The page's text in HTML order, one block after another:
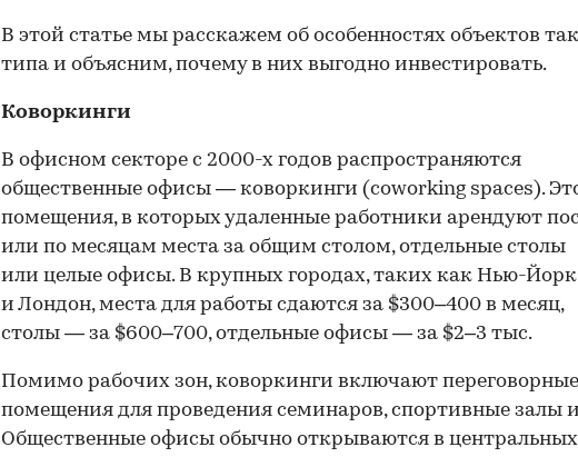
В этой статье мы расскажем об особенностях объектов
типа и объясним, почему в них выгодно инвестировать.
Коворкинги
В офисном секторе с 2000-х годов распространяются
общественные офисы — коворкинги (coworking spaces).
помещения, в которых удаленные работники арендуют
или по месяцам места за общим столом, отдельные столы
или целые офисы. В крупных городах, таких как Нью-Йорк
и Лондон, места для работы сдаются за $300–400 в месяц,
столы — за $600–700, отдельные офисы — за $2–3 тыс.
Помимо рабочих зон, коворкинги включают
помещения для проведения семинаров, спортивные залы
Общественные офисы обычно открываются в центральных